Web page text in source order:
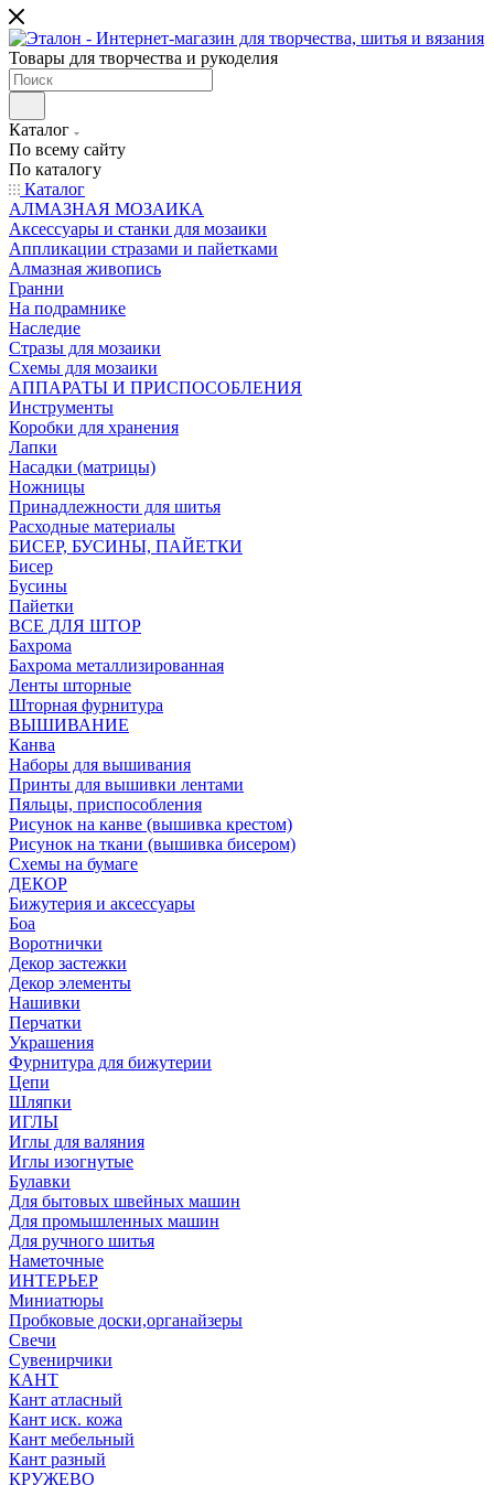
Товары для творчества и рукоделия
Каталог
По всему сайту
По каталогу
Каталог
АЛМАЗНАЯ МОЗАИКА
Аксессуары и станки для мозаики
Аппликации стразами и пайетками
Алмазная живопись
Гранни
На подрамнике
Наследие
Стразы для мозаики
Схемы для мозаики
АППАРАТЫ И ПРИСПОСОБЛЕНИЯ
Инструменты
Коробки для хранения
Лапки
Насадки (матрицы)
Ножницы
Принадлежности для шитья
Расходные материалы
БИСЕР, БУСИНЫ, ПАЙЕТКИ
Бисер
Бусины
Пайетки
ВСЕ ДЛЯ ШТОР
Бахрома
Бахрома металлизированная
Ленты шторные
Шторная фурнитура
ВЫШИВАНИЕ
Канва
Наборы для вышивания
Принты для вышивки лентами
Пяльцы, приспособления
Рисунок на канве (вышивка крестом)
Рисунок на ткани (вышивка бисером)
Схемы на бумаге
ДЕКОР
Бижутерия и аксессуары
Боа
Воротнички
Декор застежки
Декор элементы
Нашивки
Перчатки
Украшения
Фурнитура для бижутерии
Цепи
Шляпки
ИГЛЫ
Иглы для валяния
Иглы изогнутые
Булавки
Для бытовых швейных машин
Для промышленных машин
Для ручного шитья
Наметочные
ИНТЕРЬЕР
Миниатюры
Пробковые доски,органайзеры
Свечи
Сувенирчики
КАНТ
Кант атласный
Кант иск. кожа
Кант мебельный
Кант разный
КРУЖЕВО